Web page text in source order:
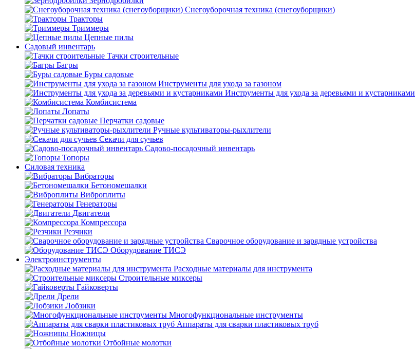
Снегоуборочная техника (снегоуборщики)
Тракторы
Триммеры
Цепные пилы
Садовый инвентарь
Тачки строительные
Багры
Буры садовые
Инструменты для ухода за газоном
Инструменты для ухода за деревьями и кустарниками
Комбисистема
Лопаты
Перчатки садовые
Ручные культиваторы-рыхлители
Секачи для сучьев
Садово-посадочный инвентарь
Топоры
Силовая техника
Вибраторы
Бетономешалки
Виброплиты
Генераторы
Двигатели
Компрессора
Резчики
Сварочное оборудование и зарядные устройства
Оборудование ТИСЭ
Электроинструменты
Расходные материалы для инструмента
Строительные миксеры
Гайковерты
Дрели
Лобзики
Многофункциональные инструменты
Аппараты для сварки пластиковых труб
Ножницы
Отбойные молотки